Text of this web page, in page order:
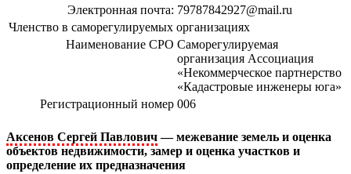
Электронная почта: 79787842927@mail.ru
Членство в саморегулируемых организациях
Наименование СРО Саморегулируемая
организация Ассоциация
«Некоммерческое партнерство
«Кадастровые инженеры юга»
Регистрационный номер 006
Аксенов Сергей Павлович— межевание земель и оценка
объектов недвижимости, замер и оценка участков и
определение их предназначения